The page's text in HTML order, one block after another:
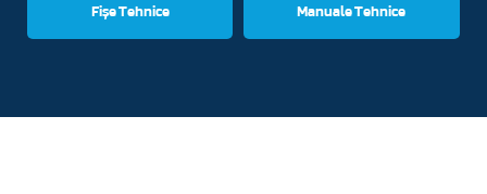
Fișe Tehnice Manuale Tehnice